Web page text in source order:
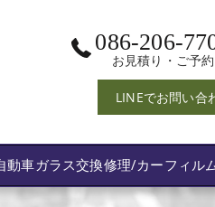
086-206-
お見積り・ご予約
LINEでお問い合
動車ガラス交換修理/カーフィ